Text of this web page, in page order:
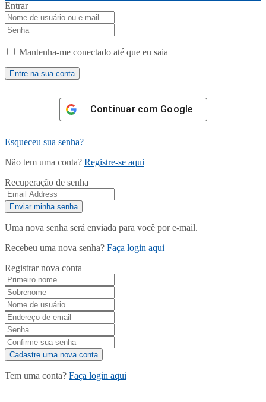
Entrar
Mantenha-me conectado até que eu saia
Continuar com Google
Esqueceu sua senha?
Não tem uma conta? Registre-se aqui
Recuperação de senha
Uma nova senha será enviada para você por e-mail.
Recebeu uma nova senha? Faça login aqui
Registrar nova conta
Tem uma conta? Faça login aqui